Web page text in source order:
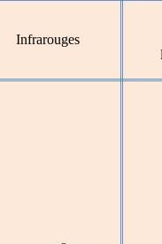
Infrarouges